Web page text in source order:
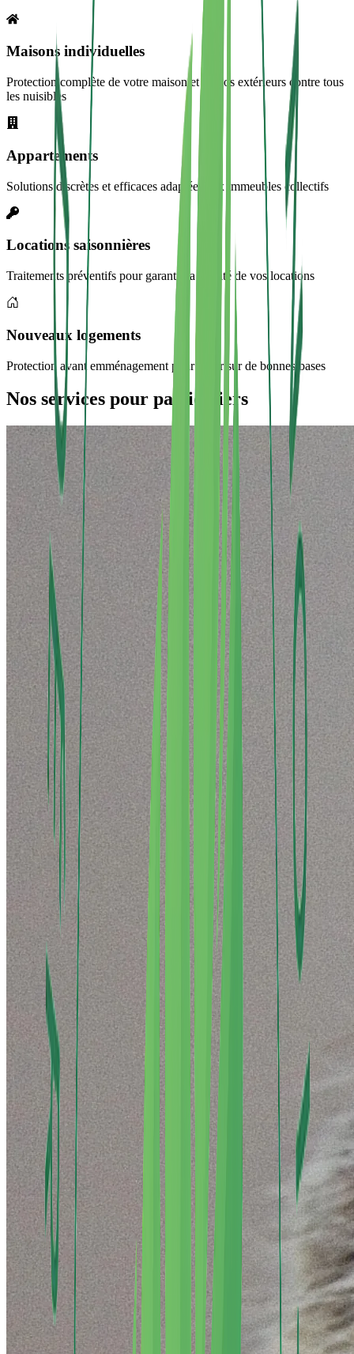
Maisons individuelles
Protection complète de votre maison et de vos extérieurs contre tous
les nuisibles
Appartements
Solutions discrètes et efficaces adaptées aux immeubles collectifs
Locations saisonnières
Traitements préventifs pour garantir la qualité de vos locations
Nouveaux logements
Protection avant emménagement pour partir sur de bonnes bases
Nos services pour particuliers